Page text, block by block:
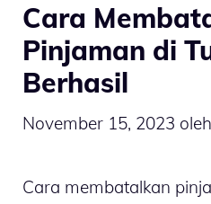
Cara
Pinjaman di
Berhasil
November 15, 2023 oleh
Cara membatalkan